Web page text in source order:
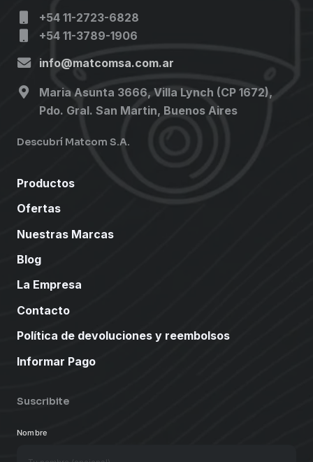
+54 11-2723-6828
+54 11-3789-1906
info@matcomsa.com.ar
Maria Asunta 3666, Villa Lynch (CP 1672),
Pdo. Gral. San Martin, Buenos Aires
Descubrí Matcom S.A.
Productos
Ofertas
Nuestras Marcas
Blog
La Empresa
Contacto
Política de devoluciones y reembolsos
Informar Pago
Suscribite
Nombre